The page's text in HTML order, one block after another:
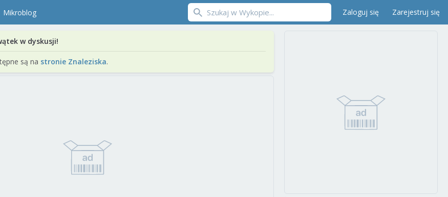
Mikroblog Zaloguj się Zarejestruj się
w dyskusji!
są na stronie Znaleziska.